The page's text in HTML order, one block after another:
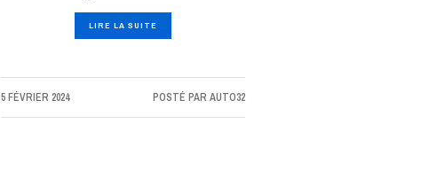
LIRE LA SUITE
5 FÉVRIER 2024 POSTÉ PAR AUTO32